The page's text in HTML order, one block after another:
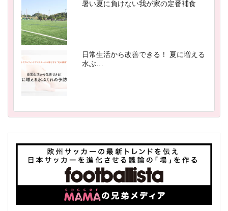
暑い夏に負けない我が家の定番補食
日常生活から改善できる！ 夏に増える
水ぶ…